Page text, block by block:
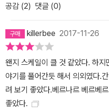
작품은 이전 작품들보다는 과학적
영역으로 이끌고 싶은 건가요? 베
다는 심리에 더 중점을 두었습니
있는 이 소설은 인물들의 심리 분
더 나아가고 있는 것입니다. 다른
리를 드러냈다면, 여기서는 반대
를 전개시켜 나갑니다. 소설 구조
공감 (2) 댓글 (0)
killerbee 2017-11-26
왠지 스케일이 클 것 같았다. 하지
야기를 풀어간듯 해서 의외였다.
려 보기 좋았다.베르나르 베르베
좋았다.